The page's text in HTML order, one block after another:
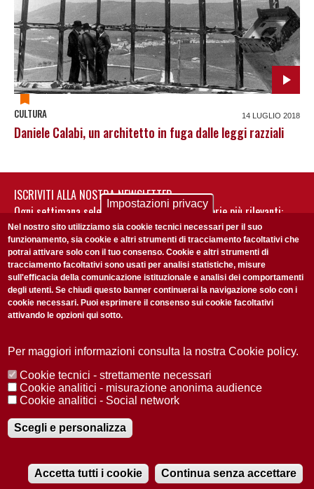
CULTURA 14 LUGLIO 2018
Daniele Calabi, un architetto in fuga dalle leggi razziali
ISCRIVITI ALLA NOSTRA NEWSLETTER
Ogni settimana selezioniamo per te nostre storie più rilevanti:
non perderti gli aggiornamenti della nostra newsletter
Accetto laPrivacy Policy
Redazione Copyright Privacy
Area stampa
© 2025 Università di Padova
Registrazione presso il Tribunale di Padova n. 2097/2012 del 18 giugno
2012
Impostazioni privacy
Nel nostro sito utilizziamo sia cookie tecnici necessari per il suo
funzionamento, sia cookie e altri strumenti di tracciamento facoltativi che
potrai attivare solo con il tuo consenso. Cookie e altri strumenti di
tracciamento facoltativi sono usati per analisi statistiche, misure
sull'efficacia della comunicazione istituzionale e analisi dei comportamenti
degli utenti. Se chiudi questo banner continuerai la navigazione solo con i
cookie necessari. Puoi esprimere il consenso sui cookie facoltativi
attivando le opzioni qui sotto.
Per maggiori informazioni consulta la nostra Cookie policy.
Cookie tecnici - strettamente necessari
Cookie analitici - misurazione anonima audience
Cookie analitici - Social network
Scegli e personalizza
Accetta tutti i cookie Continua senza accettare